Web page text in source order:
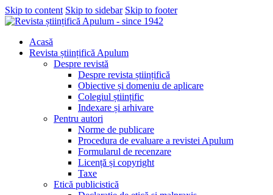
Skip to content Skip to sidebar Skip to footer
Acasă
Revista științifică Apulum
Despre revistă
Despre revista științifică
Obiective și domeniu de aplicare
Colegiul științific
Indexare și arhivare
Pentru autori
Norme de publicare
Procedura de evaluare a revistei Apulum
Formularul de recenzare
Licență și copyright
Taxe
Etică publicistică